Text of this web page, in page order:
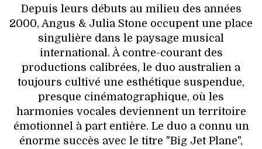
Depuis leurs débuts au milieu des années
2000, Angus & Julia Stone occupent une place
singulière dans le paysage musical
international. À contre-courant des
productions calibrées, le duo australien a
toujours cultivé une esthétique suspendue,
presque cinématographique, où les
harmonies vocales deviennent un territoire
émotionnel à part entière. Le duo a connu un
énorme succès avec le titre "Big Jet Plane",